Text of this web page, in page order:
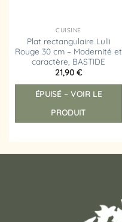
CUISINE
Plat rectangulaire Lulli
Rouge 30 cm – Modernité et
caractère, BASTIDE
21,90 €
ÉPUISÉ – VOIR LE
PRODUIT